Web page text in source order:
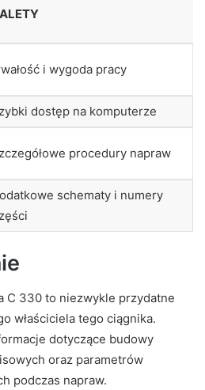
i wygoda pracy
dostęp na komputerze
procedury napraw
schematy i numery
C 330 to niezwykle przydatne
właściciela tego ciągnika.
dotyczące budowy
oraz parametrów
podczas napraw.